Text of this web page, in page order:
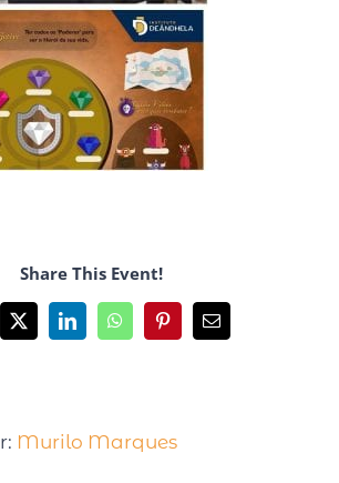
Share This Event!
Murilo Marques